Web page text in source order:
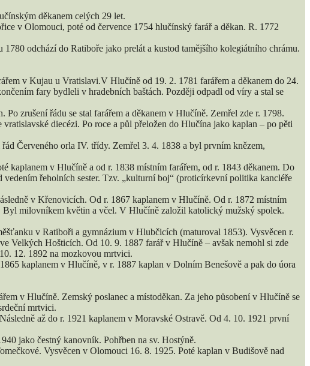
děkanem celých 29 let.
v Olomouci, poté od července 1754 hlučínský farář a děkan. R. 1772
odchází do Ratiboře jako prelát a kustod tamějšího kolegiátního chrámu.
v Kujau u Vratislavi.V Hlučíně od 19. 2. 1781 farářem a děkanem do 24.
fary bydleli v hradebních baštách. Později odpadl od víry a stal se
zrušení řádu se stal farářem a děkanem v Hlučíně. Zemřel zde r. 1798.
diecézi. Po roce a půl přeložen do Hlučína jako kaplan – po pěti
Červeného orla IV. třídy. Zemřel 3. 4. 1838 a byl prvním knězem,
kaplanem v Hlučíně a od r. 1838 místním farářem, od r. 1843 děkanem. Do
řeholních sester. Tzv. „kulturní boj“ (proticírkevní politika kancléře
v Křenovicích. Od r. 1867 kaplanem v Hlučíně. Od r. 1872 místním
milovníkem květin a včel. V Hlučíně založil katolický mužský spolek.
v Ratiboři a gymnázium v Hlubčicích (maturoval 1853). Vysvěcen r.
Velkých Hošticích. Od 10. 9. 1887 farář v Hlučíně – avšak nemohl si zde
12. 1892 na mozkovou mrtvici.
kaplanem v Hlučíně, v r. 1887 kaplan v Dolním Benešově a pak do úora
v Hlučíně. Zemský poslanec a místoděkan. Za jeho působení v Hlučíně se
mrtvici.
až do r. 1921 kaplanem v Moravské Ostravě. Od 4. 10. 1921 první
jako čestný kanovník. Pohřben na sv. Hostýně.
Vysvěcen v Olomouci 16. 8. 1925. Poté kaplan v Budišově nad